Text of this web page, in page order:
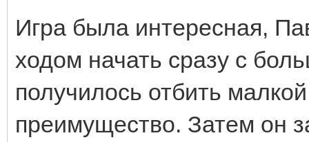
Игра была интересная,
ходом начать сразу с
получилось отбить
преимущество. Затем он